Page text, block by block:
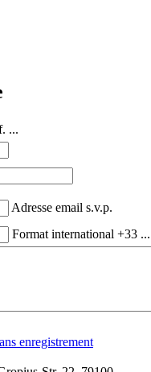
...
Adresse email s.v.p.
Format international +33 ...
enregistrement